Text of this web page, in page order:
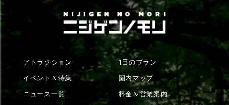
アトラクション
イベント＆特集
ニュース一覧
1日のプラン
園内マップ
料金＆営業案内